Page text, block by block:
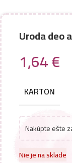
Uroda deo
1,64€
KARTON
Nakúpte ešte
Nie je na sklade